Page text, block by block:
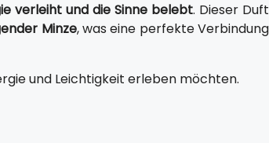
verleiht und die Sinne belebt. Dieser Duft
Minze, was eine perfekte Verbindung
und Leichtigkeit erleben möchten.